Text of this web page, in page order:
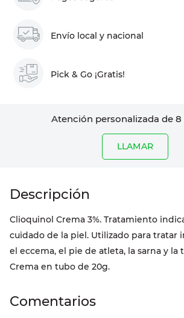
Envío local y nacional
Pick & Go ¡Gratis!
Atención personalizada de 8
LLAMAR
Clioquinol Crema 3%. Tratamiento
cuidado de la piel. Utilizado para tratar
el eccema, el pie de atleta, la sarna y la
Crema en tubo de 20g.
Comentarios